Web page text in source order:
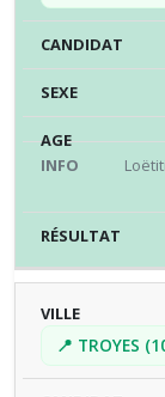
📍 TROYES